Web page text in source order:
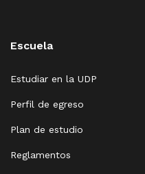
Escuela
Estudiar en la UDP
Perfil de egreso
Plan de estudio
Reglamentos